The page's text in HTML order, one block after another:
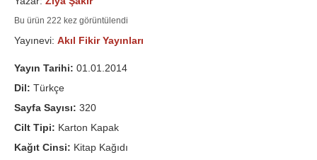
Bu ürün 222 kez görüntülendi
Yayınevi: Akıl Fikir Yayınları
Yayın Tarihi: 01.01.2014
Dil: Türkçe
Sayfa Sayısı: 320
Cilt Tipi: Karton Kapak
Kağıt Cinsi: Kitap Kağıdı